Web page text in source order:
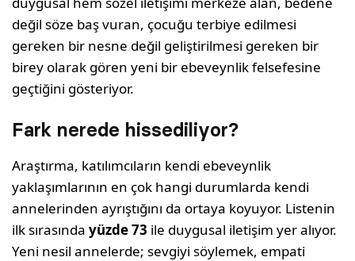
değil söze baş vuran, çocuğu terbiye edilmesi
gereken bir nesne değil geliştirilmesi gereken bir
birey olarak gören yeni bir ebeveynlik felsefesine
geçtiğini gösteriyor.
Fark nerede hissediliyor?
Araştırma, katılımcıların kendi ebeveynlik
yaklaşımlarının en çok hangi durumlarda kendi
annelerinden ayrıştığını da ortaya koyuyor. Listenin
ilk sırasındayüzde 73 ile duygusal iletişim yer alıyor.
Yeni nesil annelerde; sevgiyi söylemek, empati